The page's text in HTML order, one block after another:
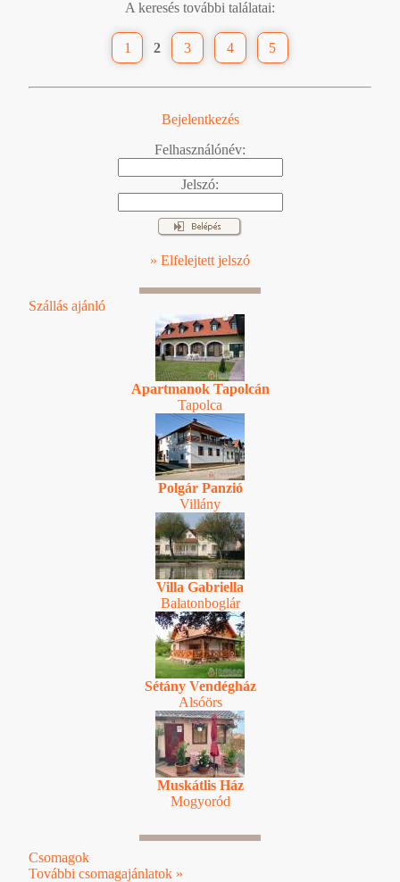
A keresés további találatai:
1 2 3 4 5
Bejelentkezés
Felhasználónév:
Jelszó:
» Elfelejtett jelszó
Szállás ajánló
Apartmanok Tapolcán
Tapolca
Polgár Panzió
Villány
Villa Gabriella
Balatonboglár
Sétány Vendégház
Alsóörs
Muskátlis Ház
Mogyoród
Csomagok
További csomagajánlatok »